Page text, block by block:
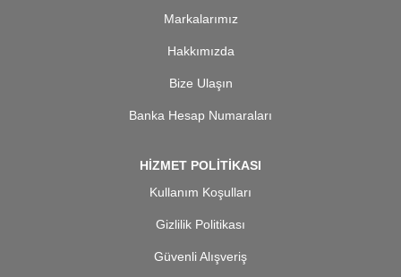
Markalarımız
Hakkımızda
Bize Ulaşın
Banka Hesap Numaraları
HİZMET POLİTİKASI
Kullanım Koşulları
Gizlilik Politikası
Güvenli Alışveriş